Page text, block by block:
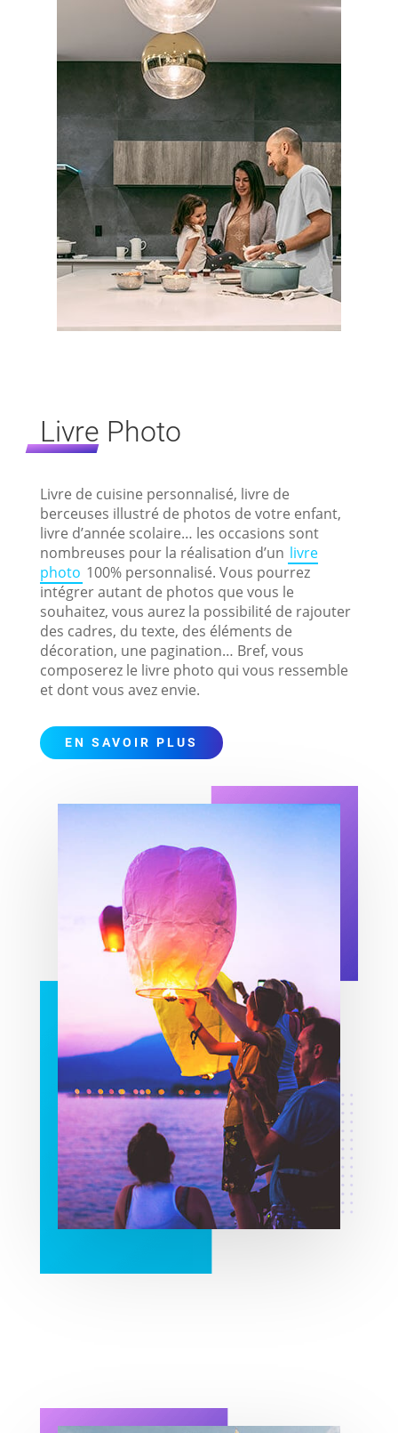
Livre Photo
Livre de cuisine personnalisé, livre de
berceuses illustré de photos de votre enfant,
livre d’année scolaire… les occasions sont
nombreuses pour la réalisation d’un livre
photo 100% personnalisé. Vous pourrez
intégrer autant de photos que vous le
souhaitez, vous aurez la possibilité de rajouter
des cadres, du texte, des éléments de
décoration, une pagination… Bref, vous
composerez le livre photo qui vous ressemble
et dont vous avez envie.
EN SAVOIR PLUS